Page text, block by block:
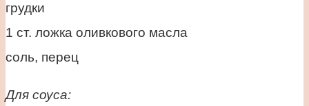
грудки
1 ст. ложка оливкового масла
соль, перец
Для соуса: